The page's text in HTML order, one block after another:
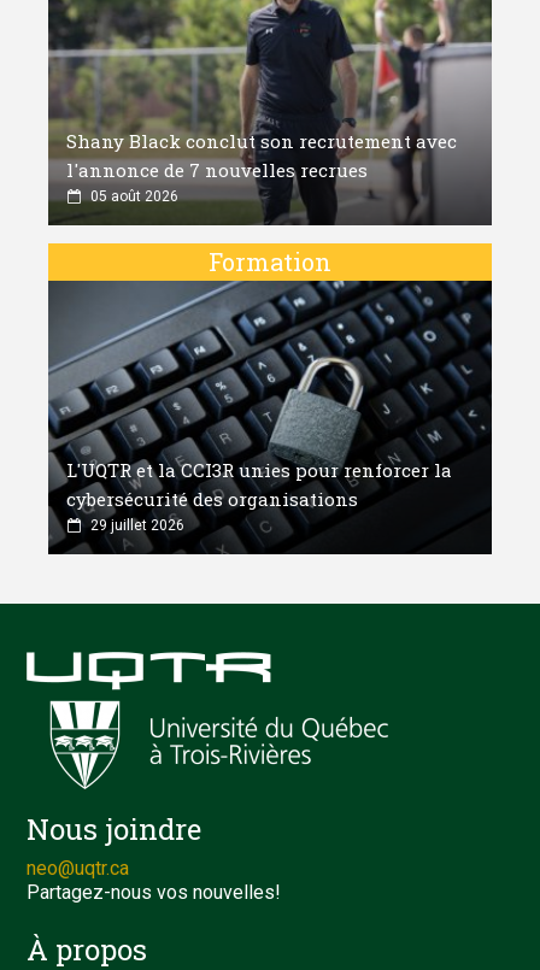
Shany Black conclut son recrutement avec
l'annonce de 7 nouvelles recrues
05 août 2026
Formation
L'UQTR et la CCI3R unies pour renforcer la
cybersécurité des organisations
29 juillet 2026
Nous joindre
neo@uqtr.ca
Partagez-nous vos nouvelles!
À propos